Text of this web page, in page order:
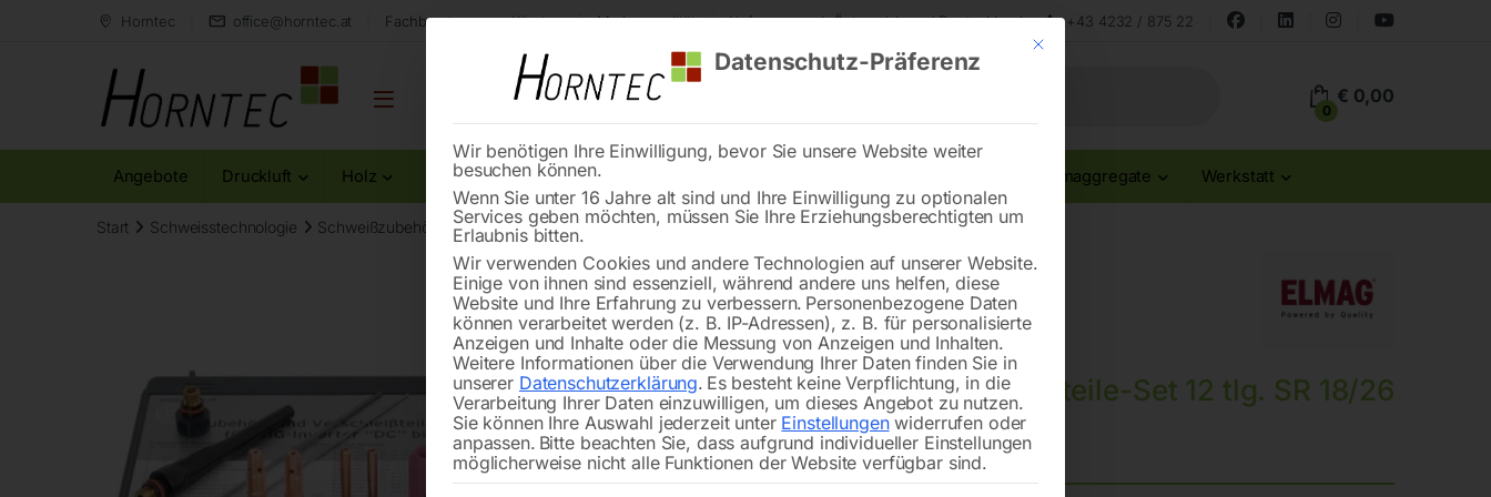
Horntec office@horntec.at Fachberatung aus Kärnten Markenqualität Lieferung nach Österreich und Deutschland +43 4232 / 875 22
0
€ 0,00
Angebote Druckluft Holz Metall Reinigung Stromaggregate Werkstatt
Start Schweisstechnologie Schweißzubehör und Verschleißteile (WIG/TIG) WIG-Verschleißteile-Set 12 tlg. SR 18/26
🔍
WIG-Verschleißteile-Set 12 tlg. SR 18/26
Verfügbarkeit:Nicht vorrätig
Mit diesem Button wird der Dialog geschlossen. Seine Funktionalität ist
Datenschutz-Präferenz
Wir benötigen Ihre Einwilligung, bevor Sie unsere Website weiter
besuchen können.
Wenn Sie unter 16 Jahre alt sind und Ihre Einwilligung zu optionalen
Services geben möchten, müssen Sie Ihre Erziehungsberechtigten um
Erlaubnis bitten.
Wir verwenden Cookies und andere Technologien auf unserer Website.
Einige von ihnen sind essenziell, während andere uns helfen, diese
Website und Ihre Erfahrung zu verbessern. Personenbezogene Daten
können verarbeitet werden (z. B. IP-Adressen), z. B. für personalisierte
Anzeigen und Inhalte oder die Messung von Anzeigen und Inhalten.
Weitere Informationen über die Verwendung Ihrer Daten finden Sie in
unserer Datenschutzerklärung. Es besteht keine Verpflichtung, in die
Verarbeitung Ihrer Daten einzuwilligen, um dieses Angebot zu nutzen.
Sie können Ihre Auswahl jederzeit unter Einstellungenwiderrufen oder
anpassen. Bitte beachten Sie, dass aufgrund individueller Einstellungen
möglicherweise nicht alle Funktionen der Website verfügbar sind.